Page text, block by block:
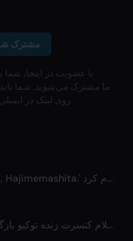
مشترک
با عضویت در اینجا،
روی لینک در ایمیلی که دریافت می‌کنید، عضویت خود را تأیید کنید.
گروه =LOVE تک‌آهنگ جدید 'Koi, Hajimemashita.' و کنسرت‌های توکیو دوم را اعلام کرد
AliA با انتشار آلبوم 'mate' پس از توقف فعالیت و اعلام کنسرت زنده توکیو بازگشت